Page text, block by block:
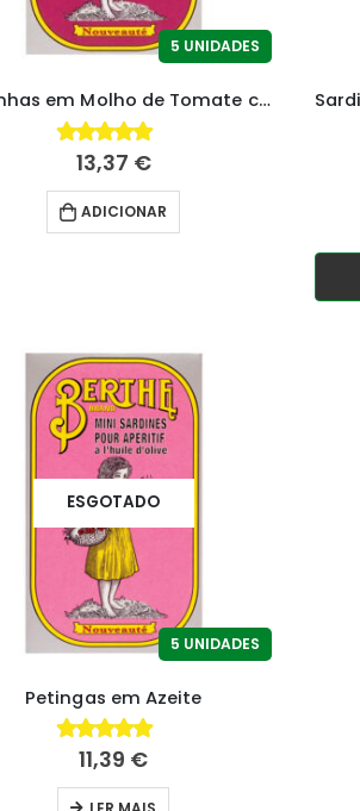
5 UNIDADES
Sardinhas em Molho de Tomate com Azeite e Manjericão
4.88fora de 5
13,37 €
ADICIONAR
ESGOTADO
5 UNIDADES
Petingas em Azeite
4.79fora de 5
11,39 €